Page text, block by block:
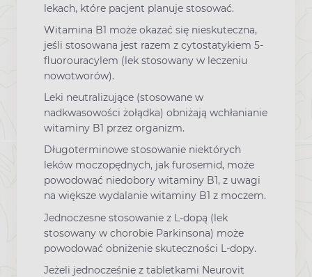
lekach, które pacjent planuje stosować.
Witamina B1 może okazać się nieskuteczna,
jeśli stosowana jest razem z cytostatykiem 5-
fluorouracylem (lek stosowany w leczeniu
nowotworów).
Leki neutralizujące (stosowane w
nadkwasowości żołądka) obniżają wchłanianie
witaminy B1 przez organizm.
Długoterminowe stosowanie niektórych
leków moczopędnych, jak furosemid, może
powodować niedobory witaminy B1, z uwagi
na większe wydalanie witaminy B1 z moczem.
Jednoczesne stosowanie z L-dopą (lek
stosowany w chorobie Parkinsona) może
powodować obniżenie skuteczności L-dopy.
Jeżeli jednocześnie z tabletkami Neurovit